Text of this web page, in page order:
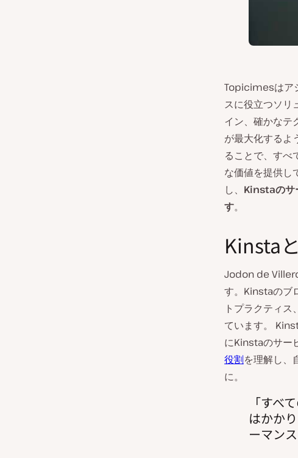
Topicimesはア
スに役立つソリ
イン、確かなテ
が最大化するよ
ることで、すべ
な価値を提供し
し、 Kinstaのサ
す。
Kinsta
Jodon de
す。Kinstaのブ
トプラクティ
ています。
にKinstaのサー
役割を理解し、
に。
すべ
はかか
ーマン